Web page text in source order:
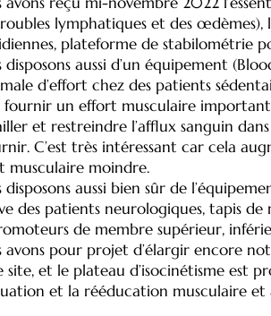
lymphatiques et des
plateforme de stabilométrie
disposons aussi d’un équipement
d’effort chez des patients
un effort musculaire
et restreindre l’afflux sanguin
C’est très intéressant car cela
musculaire moindre.
disposons aussi bien sûr de
des patients neurologiques, tapis
de membre supérieur,
avons pour projet d’élargir encore
site, et le plateau d’isocinétisme est
et la rééducation musculaire